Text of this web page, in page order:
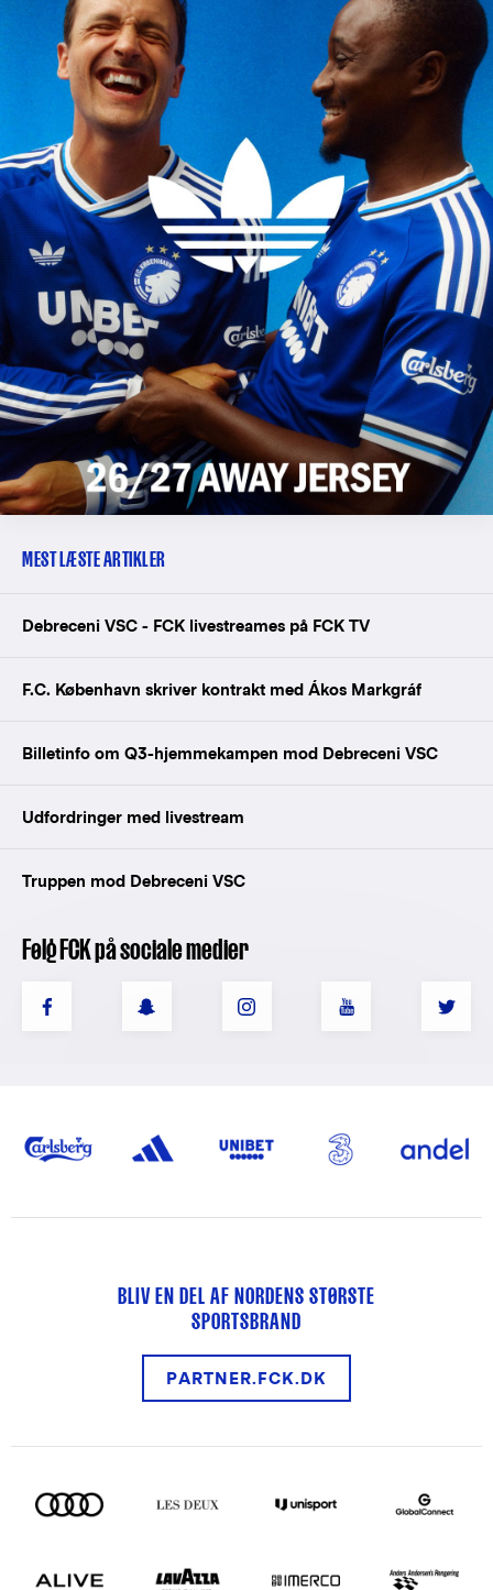
MEST LÆSTE ARTIKLER
Debreceni VSC - FCK livestreames på FCK TV
F.C. København skriver kontrakt med Ákos Markgráf
Billetinfo om Q3-hjemmekampen mod Debreceni VSC
Udfordringer med livestream
Truppen mod Debreceni VSC
Følg FCK på sociale medier
BLIV EN DEL AF NORDENS STØRSTE
SPORTSBRAND
PARTNER.FCK.DK